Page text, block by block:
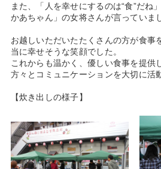
また、「人を幸せにするのは“食”だね
かあちゃん」の女将さんが言っていま
お越しいただいたたくさんの方が食事
当に幸せそうな笑顔でした。
これからも温かく、優しい食事を提供
方々とコミュニケーションを大切に活
【炊き出しの様子】